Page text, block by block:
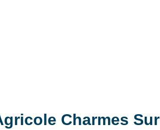
Charmes Sur